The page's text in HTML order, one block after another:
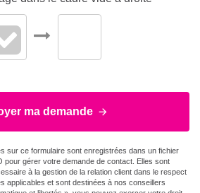
ma demande
sur ce formulaire sont enregistrées dans un fichier
pour gérer votre demande de contact. Elles sont
à la gestion de la relation client dans le respect
applicables et sont destinées à nos conseillers